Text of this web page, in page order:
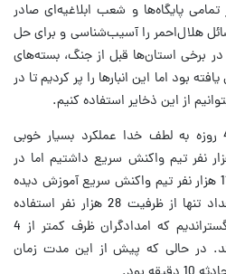
پایگاه‌ها و شعب ابلاغیه‌ای صادر
از جنگ 12 روزه مسائل هلال‌احمر را آسیب‌شناسی و برای حل
برخی استان‌ها قبل از جنگ، بسته‌های
بود اما این انبارها را پر کردیم تا در
از این ذخایر استفاده کنیم.
وی افزود: ما در ایام جنگ 40 روزه به لطف خدا عملکرد بسیار خوبی
در جنگ 12 روزه 70 هزار نفر تیم واکنش سریع داشتیم اما در
جنگ 40 روزه این تعداد را به 110 هزار نفر تیم واکنش سریع آموزش دیده
و تخصصی رساندیم و از این تعداد تنها از ظرفیت 28 هزار نفر استفاده
کردیم و طوری این ظرفیت را گستراندیم که امدادگران ظرف کمتر از 4
در حالی که پیش از این مدت زمان